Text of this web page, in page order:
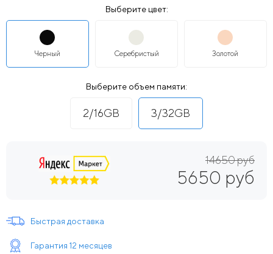
Выберите цвет:
Черный Серебристый Золотой
Выберите объем памяти:
2/16GB 3/32GB
14650 руб
5650 руб
Быстрая доставка
Гарантия 12 месяцев